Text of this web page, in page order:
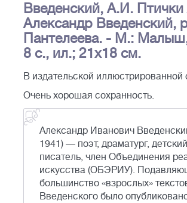
Введенский, А.И. Птички
Александр Введенский,
Пантелеева. - М.:
8 с., ил.; 21х18 см.
В издательской иллюстрированной
Очень хорошая сохранность.
Александр Иванович
1941) — поэт, драматург, детский
писатель, член Объединения
искусства (ОБЭРИУ).
большинство «взрослых»
Введенского было